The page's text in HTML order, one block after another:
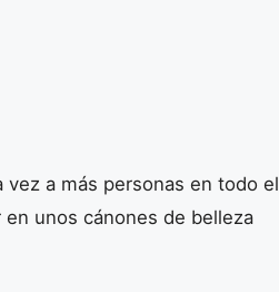
a más personas en todo el
unos cánones de belleza